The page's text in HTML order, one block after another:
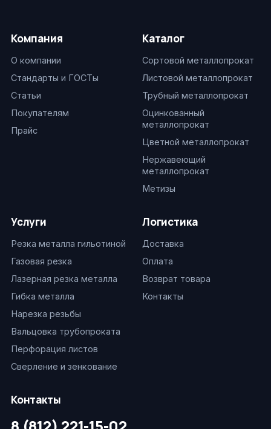
Компания
О компании
Стандарты и ГОСТы
Статьи
Покупателям
Прайс
Каталог
Сортовой металлопрокат
Листовой металлопрокат
Трубный металлопрокат
Оцинкованный
металлопрокат
Цветной металлопрокат
Нержавеющий
металлопрокат
Метизы
Услуги
Резка металла гильотиной
Газовая резка
Лазерная резка металла
Гибка металла
Нарезка резьбы
Вальцовка трубопроката
Перфорация листов
Сверление и зенкование
Логистика
Доставка
Оплата
Возврат товара
Контакты
Контакты